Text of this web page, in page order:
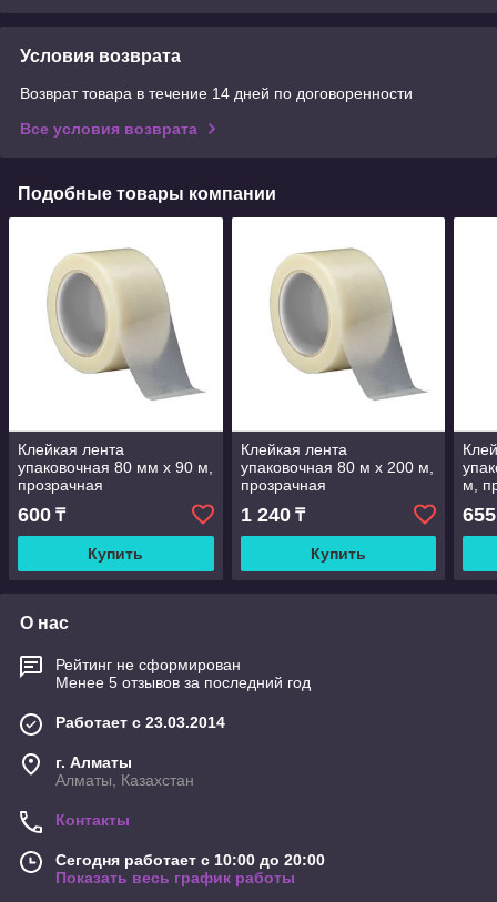
Условия возврата
Возврат товара в течение 14 дней по договоренности
Все условия возврата
Подобные товары компании
Клейкая лента
упаковочная 80 мм х 90 м,
прозрачная
600 ₸
Купить
Клейкая лента
упаковочная 80 м х 200 м,
прозрачная
1 240₸
Купить
м,
655
О нас
Рейтинг не сформирован
Менее 5 отзывов за последний год
Работает с 23.03.2014
г. Алматы
Алматы, Казахстан
Контакты
Сегодня работает с 10:00 до 20:00
Показать весь график работы